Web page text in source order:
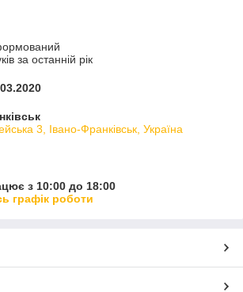
за останній рік
3, Івано-Франківськ, Україна
з 10:00 до 18:00
графік роботи